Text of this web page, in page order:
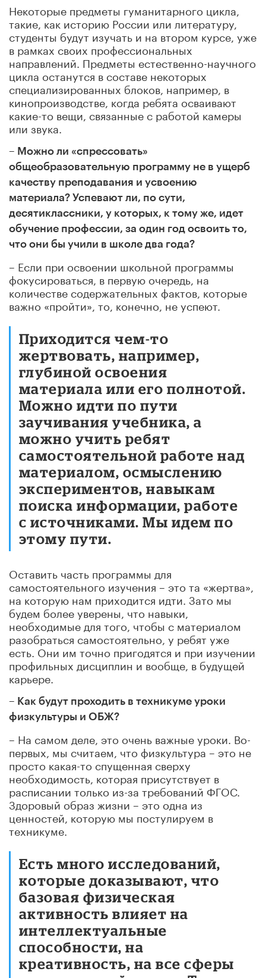
Некоторые предметы гуманитарного цикла,
такие, как историю России или литературу,
студенты будут изучать и на втором курсе, уже
в рамках своих профессиональных
направлений. Предметы естественно-научного
цикла останутся в составе некоторых
специализированных блоков, например, в
кинопроизводстве, когда ребята осваивают
какие-то вещи, связанные с работой камеры
или звука.
– Можно ли «спрессовать»
общеобразовательную программу не в ущерб
качеству преподавания и усвоению
материала? Успевают ли, по сути,
десятиклассники, у которых, к тому же, идет
обучение профессии, за один год освоить то,
что они бы учили в школе два года?
– Если при освоении школьной программы
фокусироваться, в первую очередь, на
количестве содержательных фактов, которые
важно «пройти», то, конечно, не успеют.
Приходится чем-то
жертвовать, например,
глубиной освоения
материала или его полнотой.
Можно идти по пути
заучивания учебника, а
можно учить ребят
самостоятельной работе над
материалом, осмыслению
экспериментов, навыкам
поиска информации, работе
с источниками. Мы идем по
этому пути.
Оставить часть программы для
самостоятельного изучения – это та «жертва»,
на которую нам приходится идти. Зато мы
будем более уверены, что навыки,
необходимые для того, чтобы с материалом
разобраться самостоятельно, у ребят уже
есть. Они им точно пригодятся и при изучении
профильных дисциплин и вообще, в будущей
карьере.
– Как будут проходить в техникуме уроки
физкультуры и ОБЖ?
– На самом деле, это очень важные уроки. Во-
первых, мы считаем, что физкультура – это не
просто какая-то спущенная сверху
необходимость, которая присутствует в
расписании только из-за требований ФГОС.
Здоровый образ жизни – это одна из
ценностей, которую мы постулируем в
техникуме.
Есть много исследований,
которые доказывают, что
базовая физическая
активность влияет на
интеллектуальные
способности, на
креативность, на все сферы